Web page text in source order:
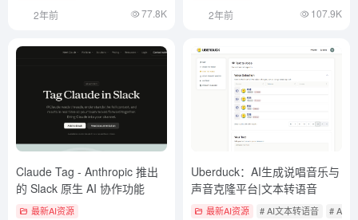
2年前 77.8K 2年前 107.9K
Claude Tag - Anthropic 推出
的 Slack 原生 AI 协作功能
最新AI资源
Uberduck：AI生成说唱音乐与
声音克隆平台|文本转语音
最新AI资源 # AI文本转语音 # AI语